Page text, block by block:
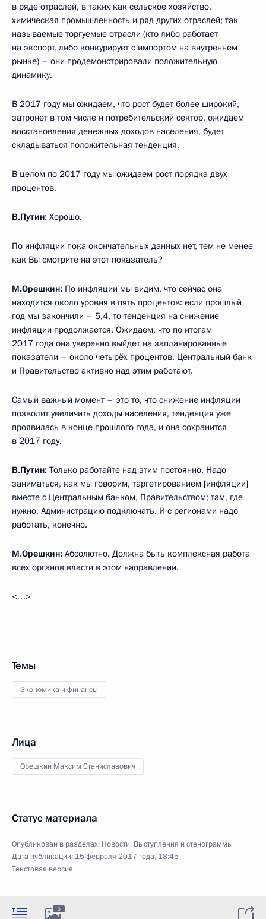
в ряде отраслей, в таких как сельское хозяйство,
химическая промышленность и ряд других отраслей; так
называемые торгуемые отрасли (кто либо работает
на экспорт, либо конкурирует с импортом на внутреннем
рынке) – они продемонстрировали положительную
динамику.
В 2017 году мы ожидаем, что рост будет более широкий,
затронет в том числе и потребительский сектор, ожидаем
восстановления денежных доходов населения, будет
складываться положительная тенденция.
В целом по 2017 году мы ожидаем рост порядка двух
процентов.
В.Путин: Хорошо.
По инфляции пока окончательных данных нет, тем не менее
как Вы смотрите на этот показатель?
М.Орешкин: По инфляции мы видим, что сейчас она
находится около уровня в пять процентов: если прошлый
год мы закончили – 5,4, то тенденция на снижение
инфляции продолжается. Ожидаем, что по итогам
2017 года она уверенно выйдет на запланированные
показатели – около четырёх процентов. Центральный банк
и Правительство активно над этим работают.
Самый важный момент – это то, что снижение инфляции
позволит увеличить доходы населения, тенденция уже
проявилась в конце прошлого года, и она сохранится
в 2017 году.
В.Путин: Только работайте над этим постоянно. Надо
заниматься, как мы говорим, таргетированием [инфляции]
вместе с Центральным банком, Правительством; там, где
нужно, Администрацию подключать. И с регионами надо
работать, конечно.
М.Орешкин: Абсолютно. Должна быть комплексная работа
всех органов власти в этом направлении.
<…>
Темы
Экономика и финансы
Лица
Орешкин Максим Станиславович
Статус материала
Опубликован в разделах: Новости, Выступления и стенограммы
Дата публикации: 15 февраля 2017 года, 18:45
Текстовая версия
3